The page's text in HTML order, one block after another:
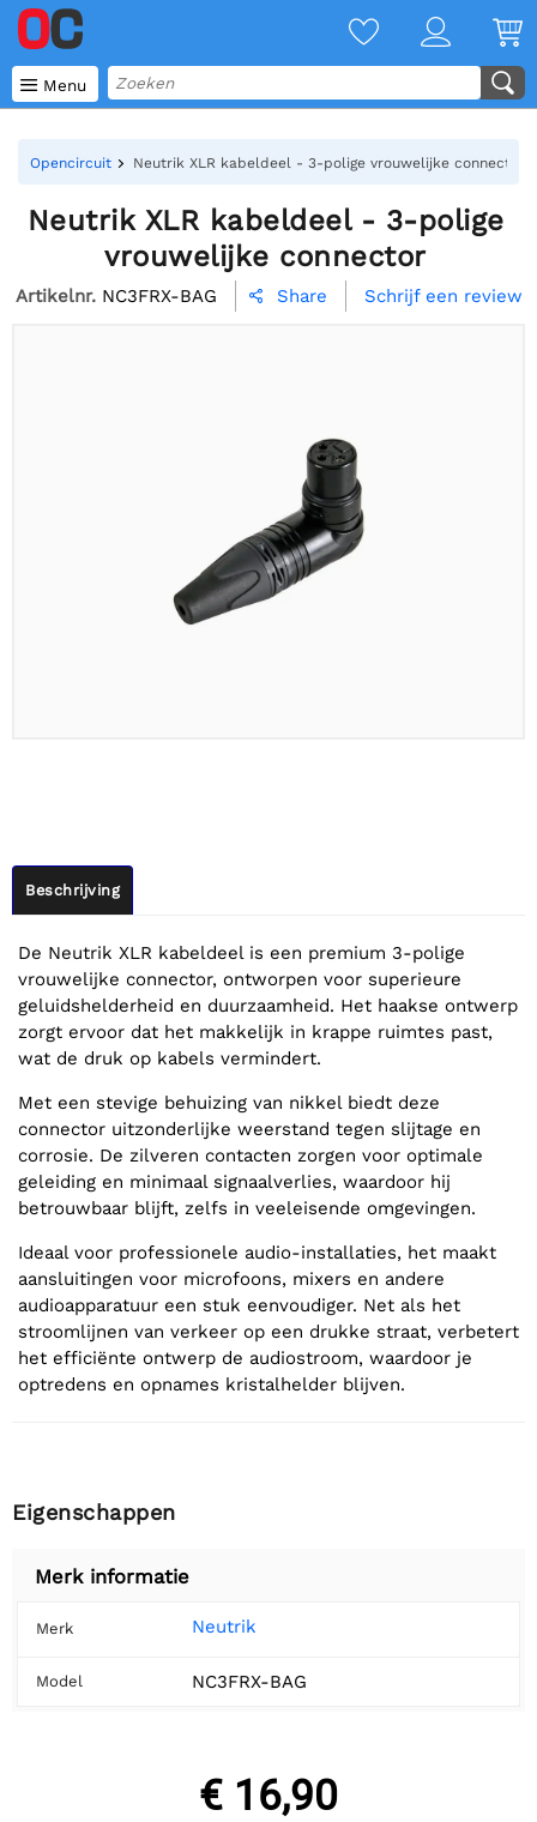
 Menu
Opencircuit Neutrik XLR kabeldeel - 3-polige vrouwelijke connector
Neutrik XLR kabeldeel - 3-polige
vrouwelijke connector
Artikelnr. NC3FRX-BAG  Share Schrijf een review
Beschrijving
De Neutrik XLR kabeldeel is een premium 3-polige
vrouwelijke connector, ontworpen voor superieure
geluidshelderheid en duurzaamheid. Het haakse ontwerp
zorgt ervoor dat het makkelijk in krappe ruimtes past,
wat de druk op kabels vermindert.
Met een stevige behuizing van nikkel biedt deze
connector uitzonderlijke weerstand tegen slijtage en
corrosie. De zilveren contacten zorgen voor optimale
geleiding en minimaal signaalverlies, waardoor hij
betrouwbaar blijft, zelfs in veeleisende omgevingen.
Ideaal voor professionele audio-installaties, het maakt
aansluitingen voor microfoons, mixers en andere
audioapparatuur een stuk eenvoudiger. Net als het
stroomlijnen van verkeer op een drukke straat, verbetert
het efficiënte ontwerp de audiostroom, waardoor je
optredens en opnames kristalhelder blijven.
Eigenschappen
Merk informatie
Merk Neutrik
Model NC3FRX-BAG
€ 16,90